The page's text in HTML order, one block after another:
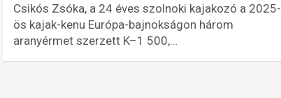
Csikós Zsóka, a 24 éves szolnoki kajakozó a 2025-
ös kajak-kenu Európa-bajnokságon három
aranyérmet szerzett K–1 500,…